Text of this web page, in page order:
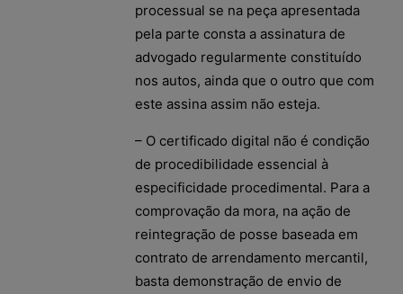
processual se na peça apresentada
pela parte consta a assinatura de
advogado regularmente constituído
nos autos, ainda que o outro que com
este assina assim não esteja.
– O certificado digital não é condição
de procedibilidade essencial à
especificidade procedimental. Para a
comprovação da mora, na ação de
reintegração de posse baseada em
contrato de arrendamento mercantil,
basta demonstração de envio de